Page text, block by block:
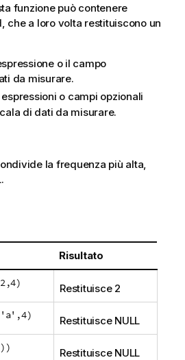
funzione può contenere
che a loro volta restituiscono un
o il campo
da misurare.
espressioni o campi opzionali
di dati da misurare.
la frequenza più alta,
.
Risultato
Restituisce 2
Restituisce NULL
)) Restituisce NULL